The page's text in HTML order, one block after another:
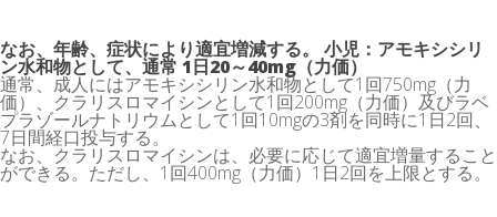
なお、年齢、症状により適宜増減する。 小児：アモキシシリ
ン水和物として、通常 1日20～40mg（力価）
通常、成人にはアモキシシリン水和物として1回750mg（力
価）、クラリスロマイシンとして1回200mg（力価）及びラベ
プラゾールナトリウムとして1回10mgの3剤を同時に1日2回、
7日間経口投与する。
なお、クラリスロマイシンは、必要に応じて適宜増量すること
ができる。ただし、1回400mg（力価）1日2回を上限とする。